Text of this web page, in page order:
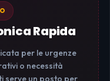
Rapida
per le urgenze
o necessità
serve un posto per